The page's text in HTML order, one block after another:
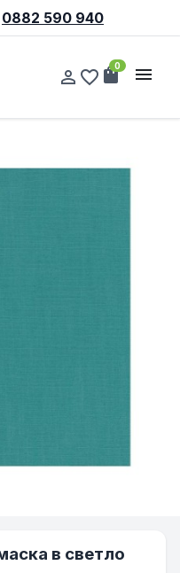
0882 590 940
person_outline favorite_border shopping_bag
0 menu
в светло